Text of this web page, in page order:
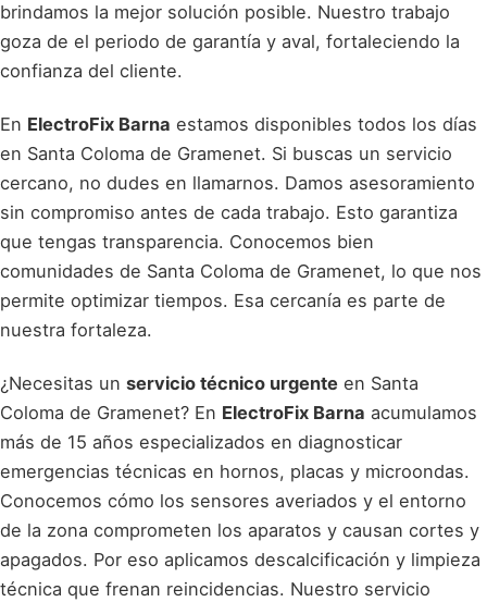
brindamos la mejor solución posible. Nuestro trabajo
goza de el periodo de garantía y aval, fortaleciendo la
confianza del cliente.
En ElectroFix Barna estamos disponibles todos los días
en Santa Coloma de Gramenet. Si buscas un servicio
cercano, no dudes en llamarnos. Damos asesoramiento
sin compromiso antes de cada trabajo. Esto garantiza
que tengas transparencia. Conocemos bien
comunidades de Santa Coloma de Gramenet, lo que nos
permite optimizar tiempos. Esa cercanía es parte de
nuestra fortaleza.
¿Necesitas un servicio técnico urgente en Santa
Coloma de Gramenet? En ElectroFix Barna acumulamos
más de 15 años especializados en diagnosticar
emergencias técnicas en hornos, placas y microondas.
Conocemos cómo los sensores averiados y el entorno
de la zona comprometen los aparatos y causan cortes y
apagados. Por eso aplicamos descalcificación y limpieza
técnica que frenan reincidencias. Nuestro servicio